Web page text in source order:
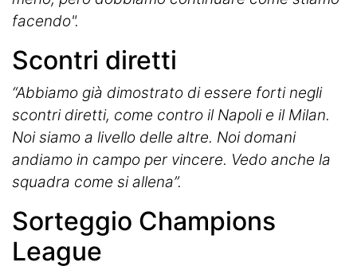
facendo".
Scontri diretti
“Abbiamo già dimostrato di essere forti negli
scontri diretti, come contro il Napoli e il Milan.
Noi siamo a livello delle altre. Noi domani
andiamo in campo per vincere. Vedo anche la
squadra come si allena”.
Sorteggio Champions
League